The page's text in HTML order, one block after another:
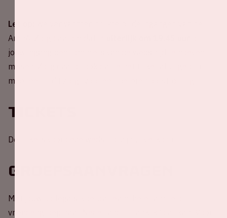
Let op:
ArenA. Zorg daarom dat je
jouw ingang bent om niets van de wedstrijd te hoeven
missen. Zorg daarbij ook dat je het ticket al uitgeprint
meeneemt, dit zorgt voor een betere doorstroming.
Tickets
De tickets voor deze wedstrijd zijn uitverkocht.
Groepsaanvragen
Met jouw collega's, voetbalteam, hele familie of
vriendengroep naar Nederland - Frankijk? dat kan! Voor